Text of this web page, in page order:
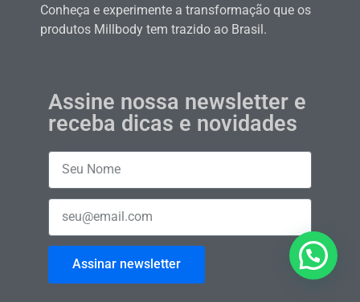
Conheça e experimente a transformação que os
produtos Millbody tem trazido ao Brasil.
Assine nossa newsletter e
receba dicas e novidades
Assinar newsletter